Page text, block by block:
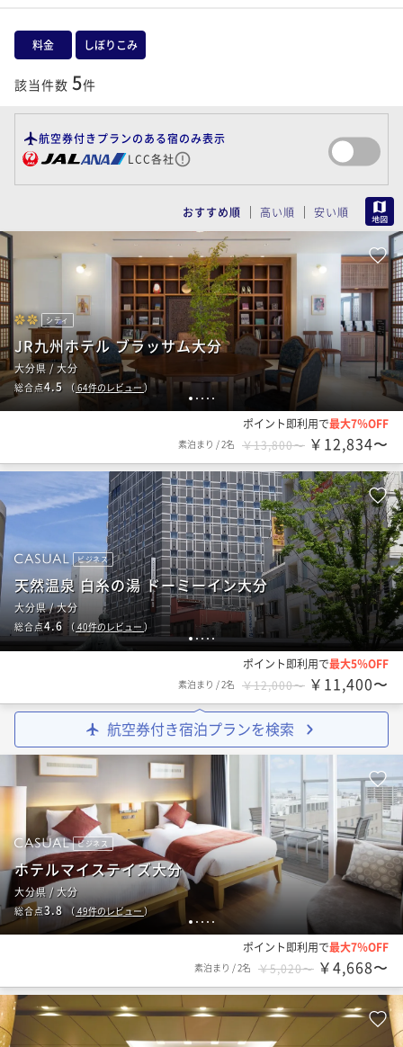
料金 しぼりこみ
該当件数 5件
航空券付きプランのある宿のみ表示
LCC各社
おすすめ順 高い順 安い順
1 2 3 4 5
シティ
JR九州ホテル ブラッサム大分
大分県 / 大分
総合点4.5 （ 64件のレビュー）
ポイント即利用で最大7％OFF
素泊まり /2名 ￥13,800〜 ￥12,834〜
12 3 45
ビジネス
天然温泉 白糸の湯 ドーミーイン大分
大分県 / 大分
総合点4.6 （ 40件のレビュー ）
ポイント即利用で最大5％OFF
素泊まり /2名 ￥12,000〜 ￥11,400〜
航空券付き宿泊プランを検索
1 2 3 4 5
ビジネス
ホテルマイステイズ大分
大分県 / 大分
総合点3.8（49件のレビュー）
ポイント即利用で最大7％OFF
素泊まり /2名 ￥5,020〜 ￥4,668〜